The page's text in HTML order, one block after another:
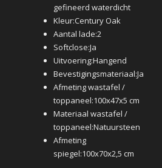
gefineerd waterdicht
Kleur:Century Oak
Aantal lade:2
Softclose:Ja
Uitvoering:Hangend
Bevestigingsmateriaal:Ja
Afmeting wastafel /
toppaneel:100x47x5 cm
Materiaal wastafel /
toppaneel:Natuursteen
Afmeting
spiegel:100x70x2,5 cm